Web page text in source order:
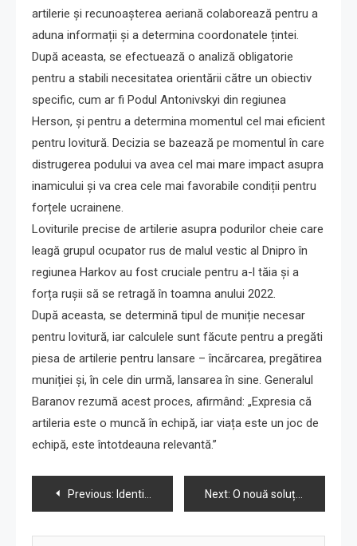
artilerie și recunoașterea aeriană colaborează pentru a
aduna informații și a determina coordonatele țintei.
După aceasta, se efectuează o analiză obligatorie
pentru a stabili necesitatea orientării către un obiectiv
specific, cum ar fi Podul Antonivskyi din regiunea
Herson, și pentru a determina momentul cel mai eficient
pentru lovitură. Decizia se bazează pe momentul în care
distrugerea podului va avea cel mai mare impact asupra
inamicului și va crea cele mai favorabile condiții pentru
forțele ucrainene.
Loviturile precise de artilerie asupra podurilor cheie care
leagă grupul ocupator rus de malul vestic al Dnipro în
regiunea Harkov au fost cruciale pentru a-l tăia și a
forța rușii să se retragă în toamna anului 2022.
După aceasta, se determină tipul de muniție necesar
pentru lovitură, iar calculele sunt făcute pentru a pregăti
piesa de artilerie pentru lansare – încărcarea, pregătirea
muniției și, în cele din urmă, lansarea în sine. Generalul
Baranov rezumă acest proces, afirmând: „Expresia că
artileria este o muncă în echipă, iar viața este un joc de
echipă, este întotdeauna relevantă.”
Navigare
în
Previous: Identificați victimele israeliene ale atacului terorist Hamas din Ierusalim Next: O nouă soluție pentru israelieni și palestinieni: ieșirea din dezastru